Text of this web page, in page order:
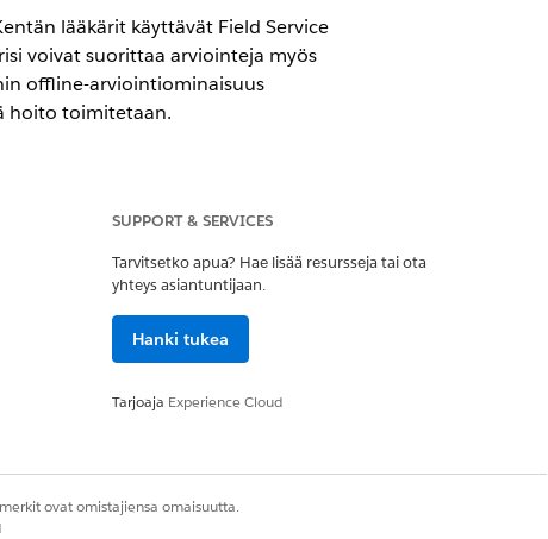
lääkärit käyttävät Field Service
voivat suorittaa arviointeja myös
offline-arviointiominaisuus
hoito toimitetaan.
Add-on -lisäosalisenssi
joiden käyttötapa on Base
Assessment Questions,
SUPPORT & SERVICES
Tarvitsetko apua? Hae lisää resursseja tai ota
yhteys asiantuntijaan.
Hanki tukea
Tarjoaja Experience Cloud
ovat omistajiensa omaisuutta.